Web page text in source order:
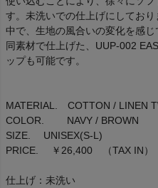
す。未洗いでの仕上げにしてお
中で、生地の風合いの変化を感じ
同素材で仕上げた、UUP-002
ップも可能です。
MATERIAL. COTTON / LINEN
COLOR. NAVY / BROWN
SIZE. UNISEX(S-L)
PRICE. ￥26,400 （TAX IN）
仕上げ：未洗い